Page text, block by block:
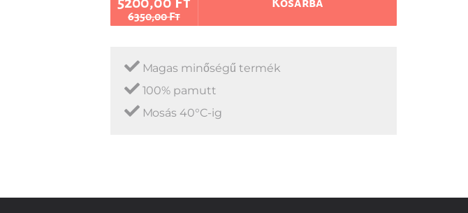
6350,00 Ft
Kosárba
Magas minőségű termék
100% pamutt
Mosás 40°C-ig